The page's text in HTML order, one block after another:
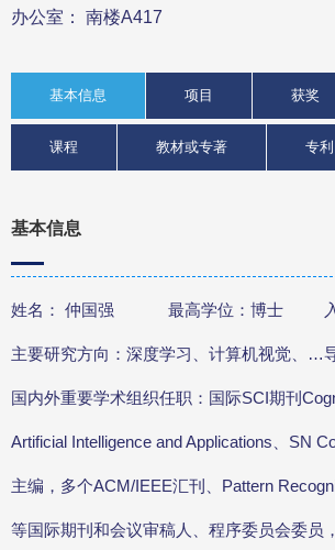
办公室： 南楼A417
基本信息 项目 获奖
课程 教材或专著 专利
基本信息
姓名： 仲国强 最高学位：博士
主要研究方向：深度学习、计算机视觉、自然语言处理、人工智能海洋学
国内外重要学术组织任职：国际SCI期刊
Artificial Intelligence and Applications、SN
主编，多个ACM/IEEE汇刊、Pattern
等国际期刊和会议审稿人、程序委员会委员